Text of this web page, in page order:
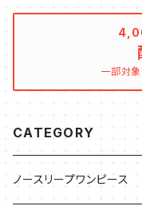
一部対
CATEGORY
ノースリープワンピース